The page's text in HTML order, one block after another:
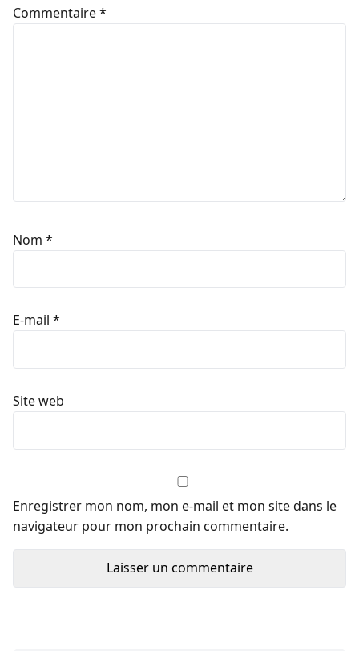
Commentaire*
Nom *
E-mail *
Site web
Enregistrer mon nom, mon e-mail et mon site dans le
navigateur pour mon prochain commentaire.